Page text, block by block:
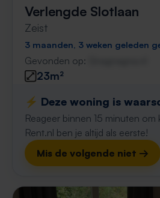
Verlengde Slotlaan
Zeist
3 maanden, 3 weken geleden
Gevonden op:
23m²
⚡️ Deze woning is
Reageer binnen 15 minuten om
Rent.nl ben je altijd als eerste!
Mis de volgende niet →